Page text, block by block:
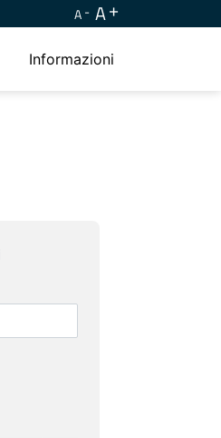
A A
Informazioni